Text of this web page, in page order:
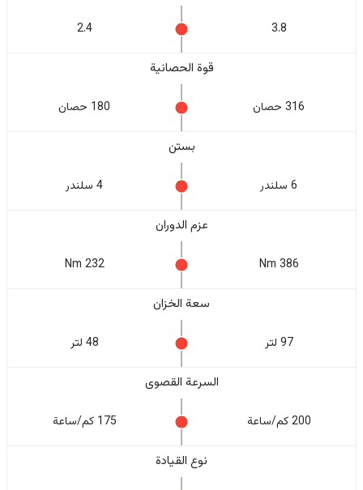
3.8
2.4
قوة الحصانية
316 حصان 180 حصان
بستن
6 سلندر 4 سلندر
عزم الدوران
386 Nm
232 Nm
سعة الخزان
97 لتر 48 لتر
السرعة القصوى
200 كم/ساعة 175 كم/ساعة
نوع القيادة